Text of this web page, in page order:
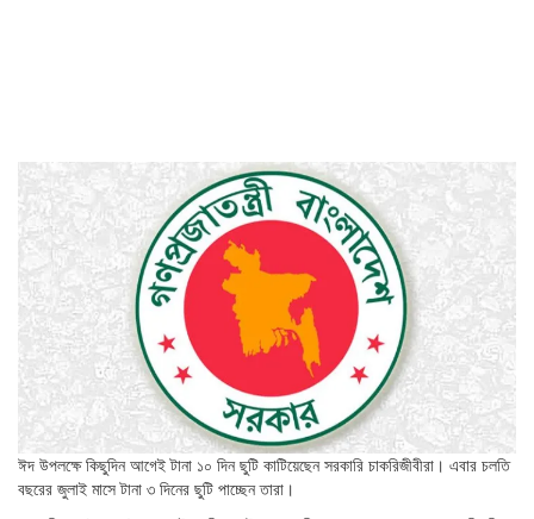
ঈদ উপলক্ষে কিছুদিন আগেই টানা ১০ দিন ছুটি কাটিয়েছেন সরকারি চাকরিজীবীরা। এবার চলতি
বছরের জুলাই মাসে টানা ৩ দিনের ছুটি পাচ্ছেন তারা।